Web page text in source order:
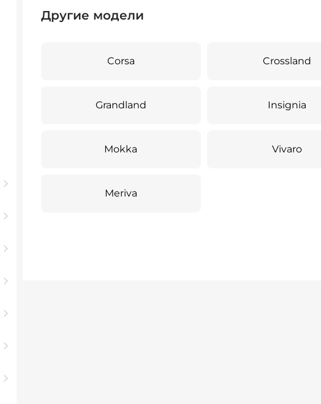
Другие модели
Corsa Crossland
Grandland Insignia
Mokka Vivaro
Meriva